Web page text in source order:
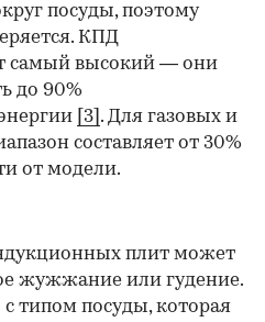
посуды, поэтому
КПД
самый высокий — они
до 90%
[3] . Для газовых и
составляет от 30%
от модели.
плит может
жужжание или гудение.
типом посуды, которая